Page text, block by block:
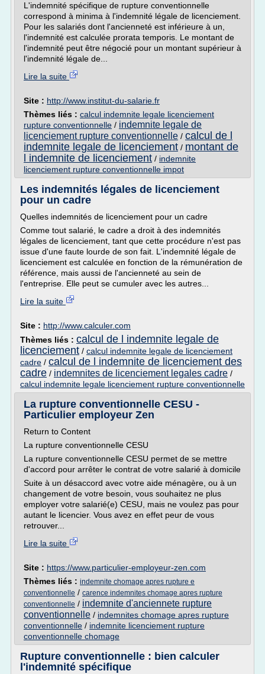
L'indemnité spécifique de rupture conventionnelle
correspond à minima à l'indemnité légale de licenciement.
Pour les salariés dont l'ancienneté est inférieure à un,
l'indemnité est calculée prorata temporis. Le montant de
l'indemnité peut être négocié pour un montant supérieur à
l'indemnité légale de...
Lire la suite
Site : http://www.institut-du-salarie.fr
Thèmes liés : calcul indemnite legale licenciement
rupture conventionnelle / indemnite legale de
licenciement rupture conventionnelle / calcul de l
indemnite legale de licenciement / montant de
l indemnite de licenciement / indemnite
licenciement rupture conventionnelle impot
Les indemnités légales de licenciement
pour un cadre
Quelles indemnités de licenciement pour un cadre
Comme tout salarié, le cadre a droit à des indemnités
légales de licenciement, tant que cette procédure n'est pas
issue d'une faute lourde de son fait. L'indemnité légale de
licenciement est calculée en fonction de la rémunération de
référence, mais aussi de l'ancienneté au sein de
l'entreprise. Elle peut se cumuler avec les autres...
Lire la suite
Site : http://www.calculer.com
Thèmes liés : calcul de l indemnite legale de
licenciement / calcul indemnite legale de licenciement
cadre / calcul de l indemnite de licenciement des
cadre / indemnites de licenciement legales cadre /
calcul indemnite legale licenciement rupture conventionnelle
La rupture conventionnelle CESU -
Particulier employeur Zen
Return to Content
La rupture conventionnelle CESU
La rupture conventionnelle CESU permet de se mettre
d'accord pour arrêter le contrat de votre salarié à domicile
Suite à un désaccord avec votre aide ménagère, ou à un
changement de votre besoin, vous souhaitez ne plus
employer votre salarié(e) CESU, mais ne voulez pas pour
autant le licencier. Vous avez en effet peur de vous
retrouver...
Lire la suite
Site : https://www.particulier-employeur-zen.com
Thèmes liés : indemnite chomage apres rupture e
conventionnelle / carence indemnites chomage apres rupture
conventionnelle / indemnite d'anciennete rupture
conventionnelle / indemnites chomage apres rupture
conventionnelle / indemnite licenciement rupture
conventionnelle chomage
Rupture conventionnelle : bien calculer
l'indemnité spécifique